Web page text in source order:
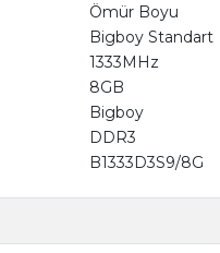
Ömür Boyu
Bigboy Standart
1333MHz
8GB
Bigboy
DDR3
B1333D3S9/8G